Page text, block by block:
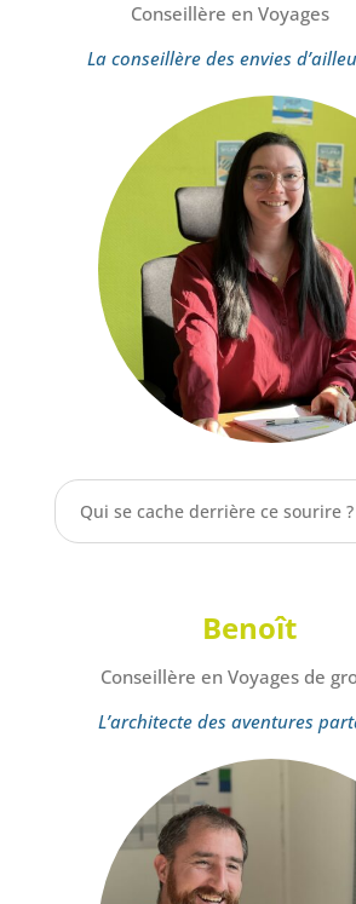
Conseillère en Voyages
La conseillère des envies
Qui se cache derrière ce sourire ?
Benoît
Conseillère en Voyages de
L’architecte des aventures